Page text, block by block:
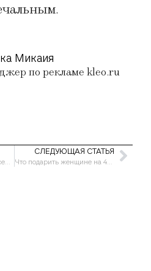
Микаия
по рекламе kleo.ru
Оригинальный подарок женщине на день рождения 35 лет
СЛЕДУЮЩАЯ СТАТЬЯ
Что подарить женщине на 40 лет на день рождения